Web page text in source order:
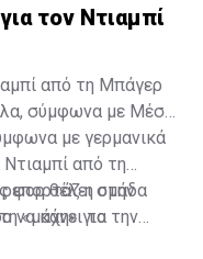
τον Ντιαμπί
από τη Μπάγερ
σύμφωνα με Μέσα
με γερμανικά
από τη
φορ θέλει στην
να κάνει το
η ομάδα
«μάχη» για την